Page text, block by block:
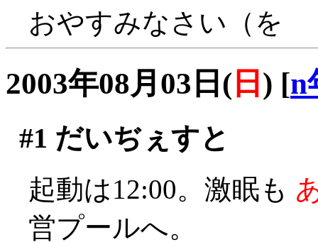
おやすみなさい（を
2003年08月03日( 日 ) [n
#1 だいぢぇすと
起動は12:00。激眠も
営プールへ。